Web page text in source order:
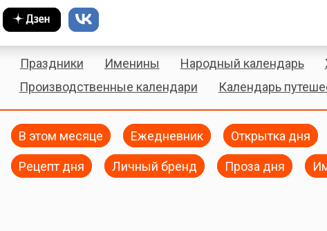
Праздники Именины Народный календарь
Производственные календари Календарь
В этом месяце Ежедневник Открытка дня
Рецепт дня Личный бренд Проза дня